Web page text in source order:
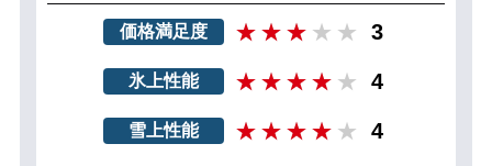
価格満足度 3
氷上性能 4
雪上性能 4